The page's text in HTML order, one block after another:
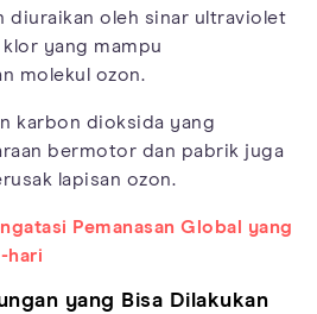
diuraikan oleh sinar ultraviolet
yang mampu
molekul ozon.
karbon dioksida yang
bermotor dan pabrik juga
lapisan ozon.
Pemanasan Global yang
hari
yang Bisa Dilakukan